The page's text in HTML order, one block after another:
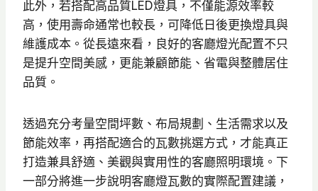
此外，若搭配高品質LED燈具，不僅能源效率較
高，使用壽命通常也較長，可降低日後更換燈具與
維護成本。從長遠來看，良好的客廳燈光配置不只
是提升空間美感，更能兼顧節能、省電與整體居住
品質。
透過充分考量空間坪數、布局規劃、生活需求以及
節能效率，再搭配適合的瓦數挑選方式，才能真正
打造兼具舒適、美觀與實用性的客廳照明環境。下
一部分將進一步說明客廳燈瓦數的實際配置建議，